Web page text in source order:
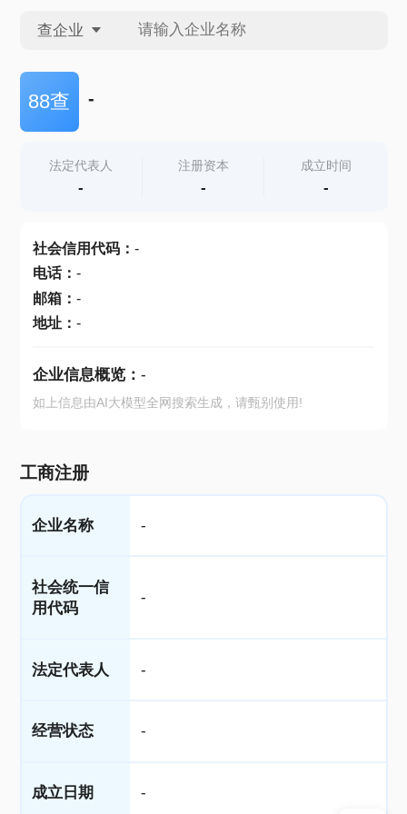
查企业
查企业
查产地
88查 -
法定代表人
-
注册资本
-
成立时间
-
社会信用代码： -
电话： -
邮箱： -
地址： -
企业信息概览： -
如上信息由AI大模型全网搜索生成，请甄别使用!
工商注册
企业名称 -
社会统一信
用代码
-
法定代表人 -
经营状态 -
成立日期 -